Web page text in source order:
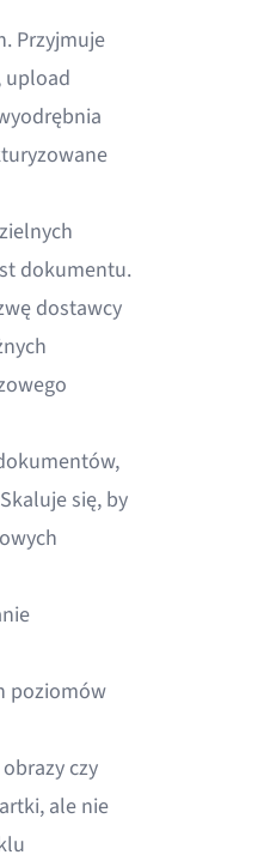
Przyjmuje
upload
dokumentu.
dostawcy
się, by
poziomów
czy
ale nie